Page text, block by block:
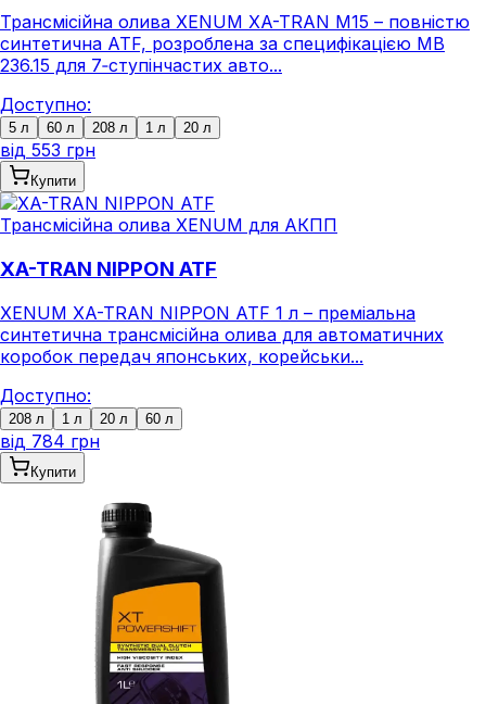
Трансмісійна олива XENUM XA-TRAN M15 – повністю
синтетична ATF, розроблена за специфікацією MB
236.15 для 7‑ступінчастих авто...
Доступно:
5 л 60 л 208 л 1 л 20 л
від 553 грн
Купити
Трансмісійна олива XENUM для АКПП
XA-TRAN NIPPON ATF
XENUM XA-TRAN NIPPON ATF 1 л – преміальна
синтетична трансмісійна олива для автоматичних
коробок передач японських, корейськи...
Доступно:
208 л 1 л 20 л 60 л
від 784 грн
Купити